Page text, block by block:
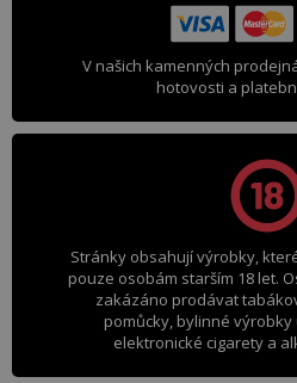
V našich kamenných
hotovosti a
Stránky obsahují výrobky,
pouze osobám starším 18 let.
zakázáno prodávat
pomůcky, bylinné
elektronické cigarety a